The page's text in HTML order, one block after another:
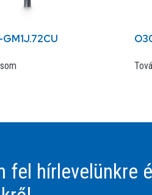
fel hírlevelünkre